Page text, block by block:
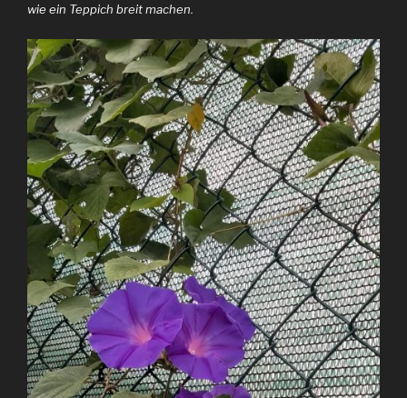
wie ein Teppich breit machen.